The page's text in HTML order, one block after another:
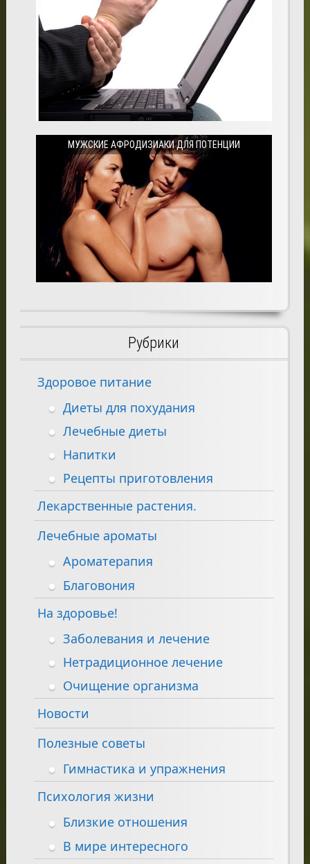
МУЖСКИЕ АФРОДИЗИАКИ ДЛЯ ПОТЕНЦИИ
Рубрики
Здоровое питание
Диеты для похудания
Лечебные диеты
Напитки
Рецепты приготовления
Лекарственные растения.
Лечебные ароматы
Ароматерапия
Благовония
На здоровье!
Заболевания и лечение
Нетрадиционное лечение
Очищение организма
Новости
Полезные советы
Гимнастика и упражнения
Психология жизни
Близкие отношения
В мире интересного